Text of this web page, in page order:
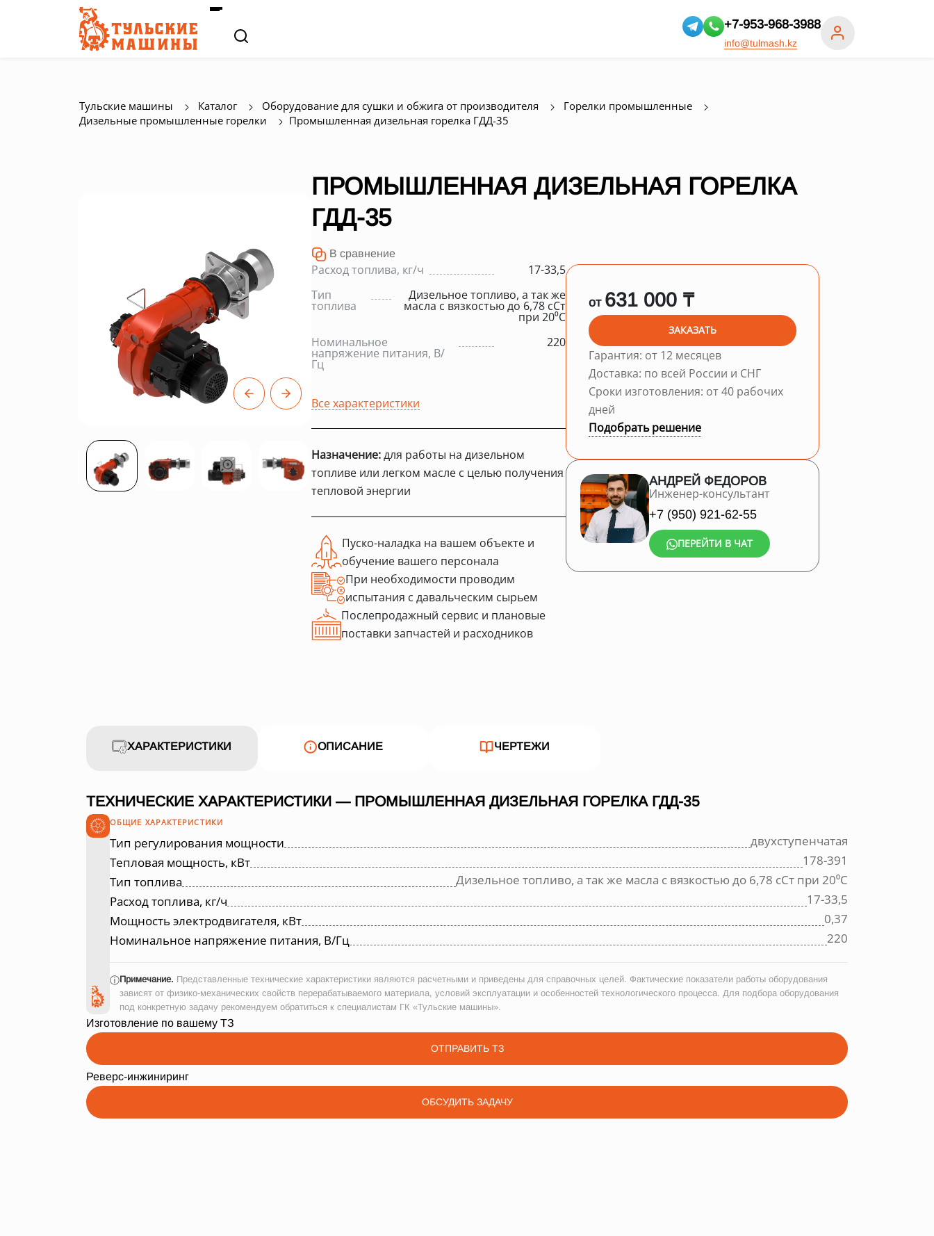
+7-953-968-3988
info@tulmash.kz
Тульские машины Каталог Оборудование для сушки и обжига от производителя
Горелки промышленные
Дизельные промышленные горелки
Промышленная дизельная горелка ГДД-35
ПРОМЫШЛЕННАЯ ДИЗЕЛЬНАЯ ГОРЕЛКА
ГДД-35
В сравнение
Расход топлива, кг/ч
17-33,5
Тип
топлива
Дизельное топливо, а так же
масла с вязкостью до 6,78 сСт
при 20⁰С
Номинальное
напряжение питания, В/
Гц
220
Все характеристики
Назначение:для работы на дизельном
топливе или легком масле с целью получения
тепловой энергии
Пуско-наладка на вашем объекте и
обучение вашего персонала
При необходимости проводим
испытания с давальческим сырьем
Послепродажный сервис и плановые
поставки запчастей и расходников
от 631 000 ₸
ЗАКАЗАТЬ
Гарантия: от 12 месяцев
Доставка: по всей России и СНГ
Сроки изготовления: от 40 рабочих
дней
Подобрать решение
АНДРЕЙ ФЕДОРОВ
Инженер-консультант
+7 (950) 921-62-55
ПЕРЕЙТИ В ЧАТ
ХАРАКТЕРИСТИКИ ОПИСАНИЕ ЧЕРТЕЖИ
ТЕХНИЧЕСКИЕ ХАРАКТЕРИСТИКИ — ПРОМЫШЛЕННАЯ ДИЗЕЛЬНАЯ ГОРЕЛКА ГДД-35
ОБЩИЕ ХАРАКТЕРИСТИКИ
Тип регулирования мощности
двухступенчатая
Тепловая мощность, кВт
178-391
Тип топлива
Дизельное топливо, а так же масла с вязкостью до 6,78 сСт при 20⁰С
Расход топлива, кг/ч
17-33,5
Мощность электродвигателя, кВт
0,37
Номинальное напряжение питания, В/Гц
220
ⓘПримечание. Представленные технические характеристики являются расчетными и приведены для справочных целей. Фактические показатели работы оборудования
зависят от физико-механических свойств перерабатываемого материала, условий эксплуатации и особенностей технологического процесса. Для подбора оборудования
под конкретную задачу рекомендуем обратиться к специалистам ГК «Тульские машины».
Изготовление по вашему ТЗ
ОТПРАВИТЬ ТЗ
Реверс-инжиниринг
ОБСУДИТЬ ЗАДАЧУ